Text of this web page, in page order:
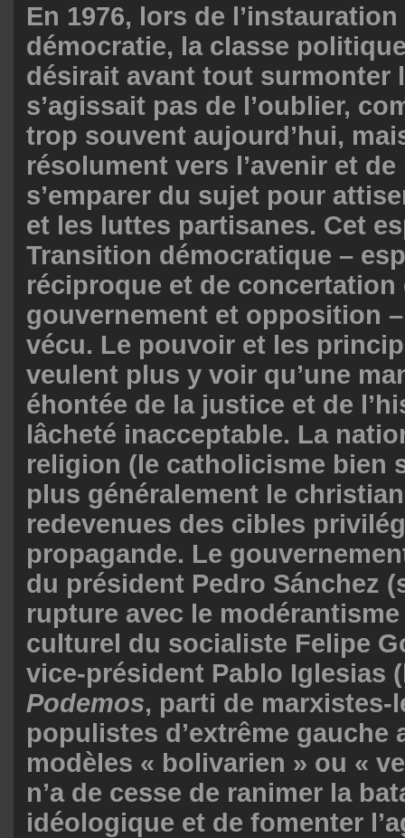
En 1976, lors de l’instauration
démocratie, la classe
désirait avant tout surmonter
s’agissait pas de l’oublier,
trop souvent aujourd’hui,
résolument vers l’avenir et
s’emparer du sujet pour
et les luttes partisanes. Cet
Transition démocratique –
réciproque et de concertation
gouvernement et opposition
vécu. Le pouvoir et les
veulent plus y voir qu’une
éhontée de la justice et de
lâcheté inacceptable. La
religion (le catholicisme bien
plus généralement le
redevenues des cibles
propagande. Le
du président Pedro Sánchez
rupture avec le
culturel du socialiste Felipe
vice-président Pablo Iglesias
Podemos, parti de marxistes-
populistes d’extrême gauche
modèles « bolivarien » ou «
n’a de cesse de ranimer la
idéologique et de fomenter